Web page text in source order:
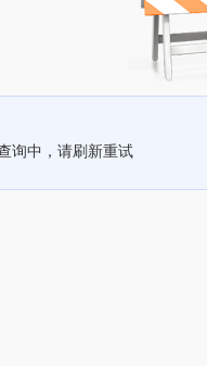
询中，请刷新重试